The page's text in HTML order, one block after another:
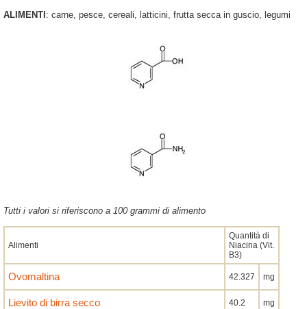
ALIMENTI : carne, pesce, cereali, latticini, frutta secca in guscio, legumi
Tutti i valori si riferiscono a 100 grammi di alimento
Alimenti
Quantità di
Niacina (Vit.
B3)
Ovomaltina 42.327 mg
Lievito di birra secco 40.2 mg